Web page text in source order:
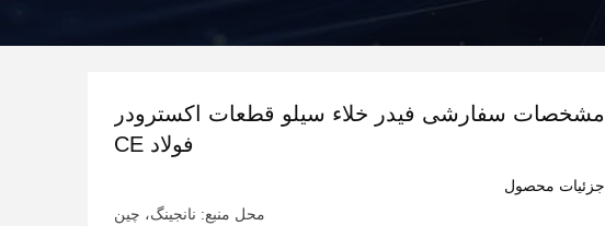
مشخصات سفارشی فیدر خلاء سیلو قطعات اکسترودر
فولاد CE
جزئیات محصول
محل منبع: نانجینگ، چین